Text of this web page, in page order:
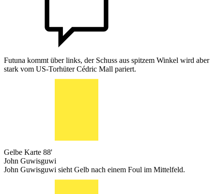
Futuna kommt über links, der Schuss aus spitzem Winkel wird aber
stark vom US-Torhüter Cédric Mall pariert.
Gelbe Karte 88'
John Guwisguwi
John Guwisguwi sieht Gelb nach einem Foul im Mittelfeld.